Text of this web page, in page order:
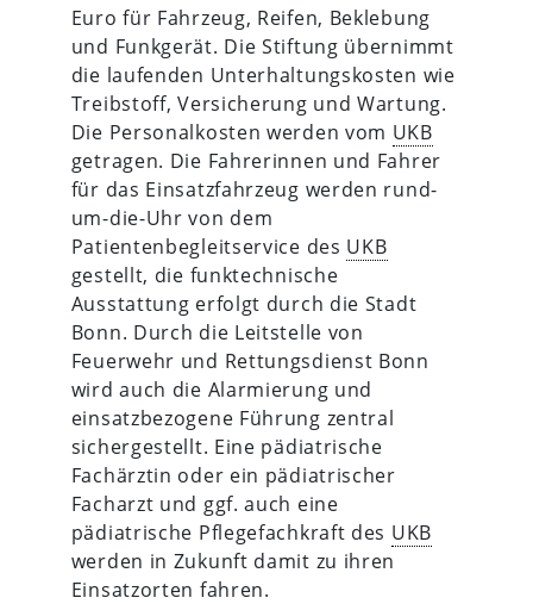
Euro für Fahrzeug, Reifen, Beklebung
und Funkgerät. Die Stiftung übernimmt
die laufenden Unterhaltungskosten wie
Treibstoff, Versicherung und Wartung.
Die Personalkosten werden vom UKB
getragen. Die Fahrerinnen und Fahrer
für das Einsatzfahrzeug werden rund-
um-die-Uhr von dem
Patientenbegleitservice des UKB
gestellt, die funktechnische
Ausstattung erfolgt durch die Stadt
Bonn. Durch die Leitstelle von
Feuerwehr und Rettungsdienst Bonn
wird auch die Alarmierung und
einsatzbezogene Führung zentral
sichergestellt. Eine pädiatrische
Fachärztin oder ein pädiatrischer
Facharzt und ggf. auch eine
pädiatrische Pflegefachkraft des UKB
werden in Zukunft damit zu ihren
Einsatzorten fahren.